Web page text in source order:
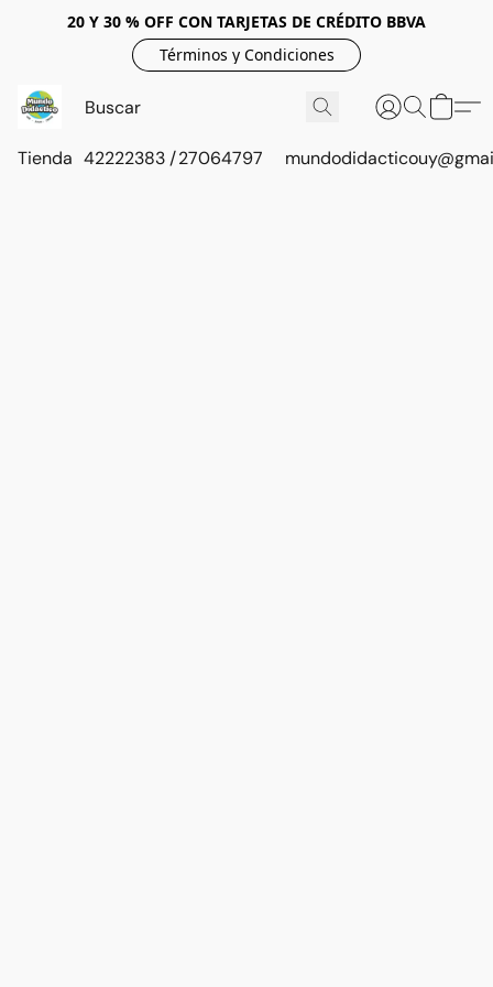
20 Y 30 % OFF CON TARJETAS DE CRÉDITO BBVA
Términos y Condiciones
Tienda 42222383 / 27064797